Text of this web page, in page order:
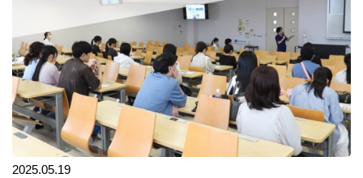
2025.05.19